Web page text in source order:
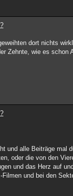
dort nichts
Zehnte, wie es schon
und alle Beiträge mal
oder die von den
und das Herz auf
und bei den